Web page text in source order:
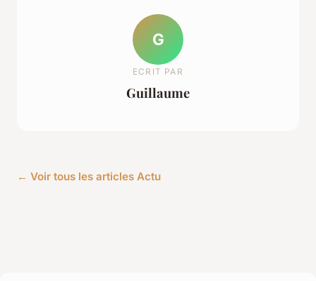
G
ECRIT PAR
Guillaume
← Voir tous les articles Actu